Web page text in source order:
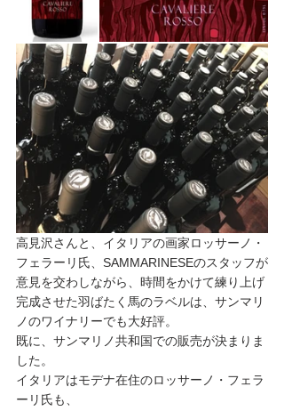
高見沢さんと、イタリアの画家ロッサーノ・
フェラーリ氏、SAMMARINESEのスタッフが
意見を交わしながら、時間をかけて練り上げ
完成させた羽ばたく馬のラベルは、サンマリ
ノのワイナリーでも大好評。
既に、サンマリノ共和国での販売が決まりま
した。
イタリアはモデナ在住のロッサーノ・フェラ
ーリ氏も、